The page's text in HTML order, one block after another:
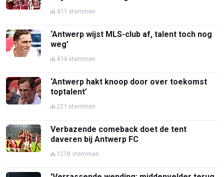
411 stemmen
‘Antwerp wijst MLS-club af, talent toch nog
weg’
414 stemmen
‘Antwerp hakt knoop door over toekomst
toptalent’
221 stemmen
Verbazende comeback doet de tent
daveren bij Antwerp FC
1278 stemmen